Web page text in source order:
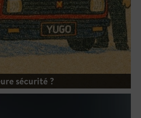
sécurité ?